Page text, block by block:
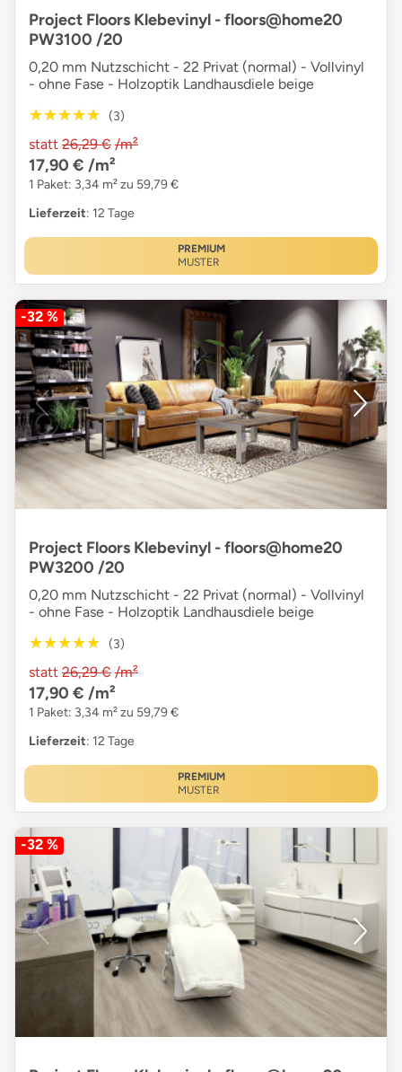
Project Floors Klebevinyl - floors@home20
PW3100 /20
0,20 mm Nutzschicht - 22 Privat (normal) - Vollvinyl
- ohne Fase - Holzoptik Landhausdiele beige
★★★★★
★★★★★ (3)
statt 26,29 € /m²
17,90 € /m²
1 Paket: 3,34 m² zu 59,79 €
Lieferzeit: 12 Tage
PREMIUM
MUSTER
-32 %
Project Floors Klebevinyl - floors@home20
PW3200 /20
0,20 mm Nutzschicht - 22 Privat (normal) - Vollvinyl
- ohne Fase - Holzoptik Landhausdiele beige
★★★★★
★★★★★ (3)
statt 26,29 € /m²
17,90 € /m²
1 Paket: 3,34 m² zu 59,79 €
Lieferzeit: 12 Tage
PREMIUM
MUSTER
-32 %